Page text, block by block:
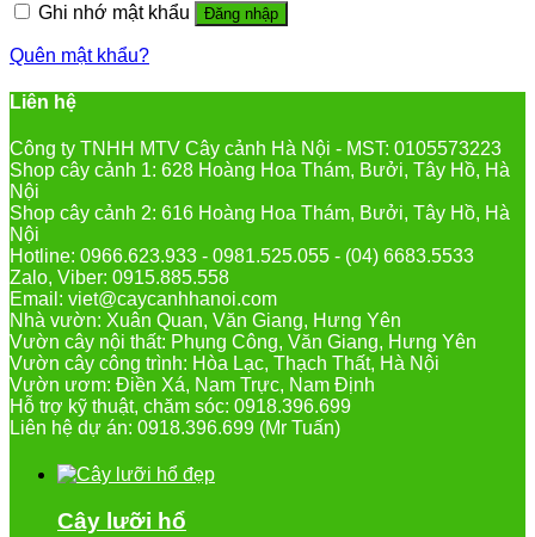
Ghi nhớ mật khẩu Đăng nhập
Quên mật khẩu?
Liên hệ
Công ty TNHH MTV Cây cảnh Hà Nội - MST: 0105573223
Shop cây cảnh 1: 628 Hoàng Hoa Thám, Bưởi, Tây Hồ, Hà
Nội
Shop cây cảnh 2: 616 Hoàng Hoa Thám, Bưởi, Tây Hồ, Hà
Nội
Hotline: 0966.623.933 - 0981.525.055 - (04) 6683.5533
Zalo, Viber: 0915.885.558
Email: viet@caycanhhanoi.com
Nhà vườn: Xuân Quan, Văn Giang, Hưng Yên
Vườn cây nội thất: Phụng Công, Văn Giang, Hưng Yên
Vườn cây công trình: Hòa Lạc, Thạch Thất, Hà Nội
Vườn ươm: Điền Xá, Nam Trực, Nam Định
Hỗ trợ kỹ thuật, chăm sóc: 0918.396.699
Liên hệ dự án: 0918.396.699 (Mr Tuấn)
Cây lưỡi hổ